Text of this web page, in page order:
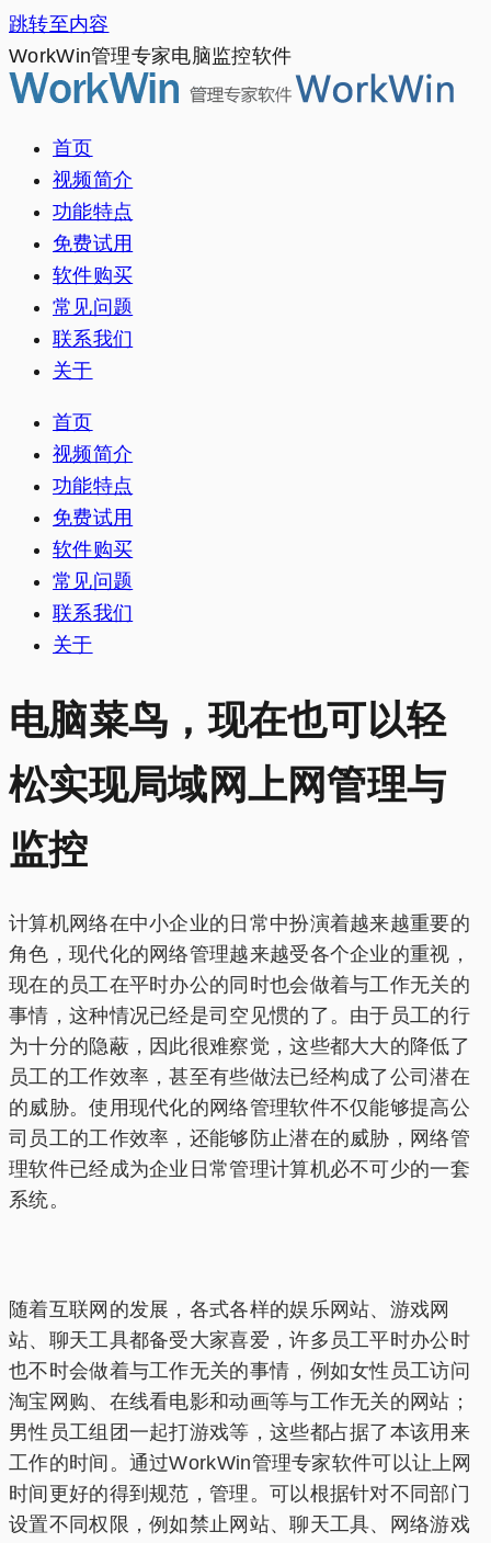
跳转至内容
WorkWin管理专家电脑监控软件
首页
视频简介
功能特点
免费试用
软件购买
常见问题
联系我们
关于
首页
视频简介
功能特点
免费试用
软件购买
常见问题
联系我们
关于
电脑菜鸟，现在也可以轻
松实现局域网上网管理与
监控
计算机网络在中小企业的日常中扮演着越来越重要的
角色，现代化的网络管理越来越受各个企业的重视，
现在的员工在平时办公的同时也会做着与工作无关的
事情，这种情况已经是司空见惯的了。由于员工的行
为十分的隐蔽，因此很难察觉，这些都大大的降低了
员工的工作效率，甚至有些做法已经构成了公司潜在
的威胁。使用现代化的网络管理软件不仅能够提高公
司员工的工作效率，还能够防止潜在的威胁，网络管
理软件已经成为企业日常管理计算机必不可少的一套
系统。
随着互联网的发展，各式各样的娱乐网站、游戏网
站、聊天工具都备受大家喜爱，许多员工平时办公时
也不时会做着与工作无关的事情，例如女性员工访问
淘宝网购、在线看电影和动画等与工作无关的网站；
男性员工组团一起打游戏等，这些都占据了本该用来
工作的时间。通过WorkWin管理专家软件可以让上网
时间更好的得到规范，管理。可以根据针对不同部门
设置不同权限，例如禁止网站、聊天工具、网络游戏